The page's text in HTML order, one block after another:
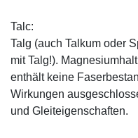
Talc:
Talg (auch Talkum oder
mit Talg!).
enthält keine
Wirkungen
und Gleiteigenschaften.